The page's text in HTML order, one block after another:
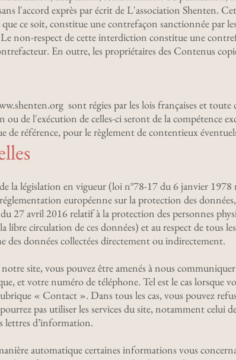
l'accord exprès par écrit de L'association Shenten.
ce soit, constitue une contrefaçon sanctionnée par
non-respect de cette interdiction constitue une
En outre, les propriétaires des Contenus
sont régies par les lois françaises et
de l'exécution de celles-ci seront de la compétence
de référence, pour le règlement de contentieux
la législation en vigueur (loi n°78-17 du 6 janvier 1978
européenne sur la protection des
27 avril 2016 relatif à la protection des personnes
libre circulation de ces données) et au respect de tous
des données collectées directement ou indirectement.
site, vous pouvez être amenés à nous
et votre numéro de téléphone. Tel est le cas lorsque
« Contact ». Dans tous les cas, vous pouvez
pas utiliser les services du site, notamment celui
lettres d’information.
automatique certaines informations vous